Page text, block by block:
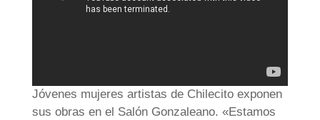
Jóvenes mujeres artistas de Chilecito exponen
sus obras en el Salón Gonzaleano. «Estamos